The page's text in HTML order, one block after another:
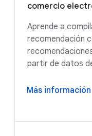
comercio
Aprende a
recomendación
partir de datos
Más información